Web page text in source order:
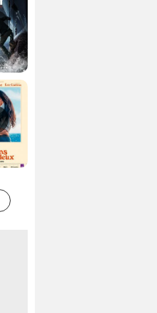
Les Matins merveilleux Bande-annonce VF